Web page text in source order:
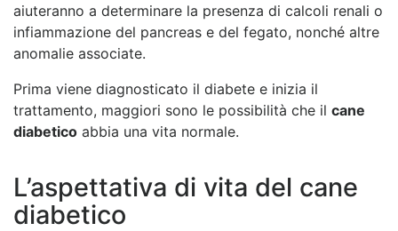
aiuteranno a determinare la presenza di calcoli renali o
infiammazione del pancreas e del fegato, nonché altre
anomalie associate.
Prima viene diagnosticato il diabete e inizia il
trattamento, maggiori sono le possibilità che il cane
diabetico abbia una vita normale.
L’aspettativa di vita del cane
diabetico